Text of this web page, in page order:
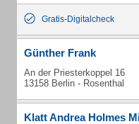
Gratis-Digitalcheck
Günther Frank
An der Priesterkoppel 16
13158 Berlin - Rosenthal
Klatt Andrea Holmes